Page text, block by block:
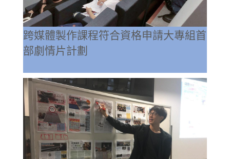
跨媒體製作課程符合資格申請大專組首
部劇情片計劃